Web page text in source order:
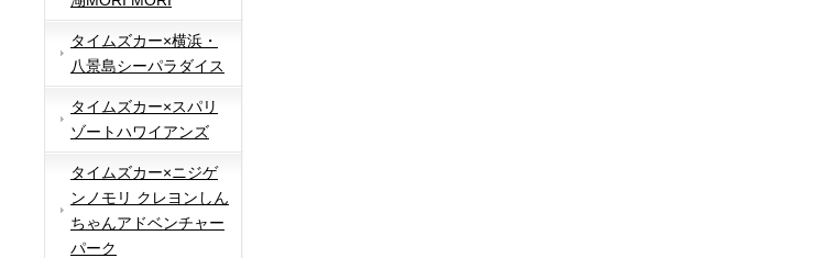
タイムズカー×横浜・
八景島シーパラダイス
タイムズカー×スパリ
ゾートハワイアンズ
タイムズカー×ニジゲ
ンノモリ クレヨンしん
ちゃんアドベンチャー
パーク